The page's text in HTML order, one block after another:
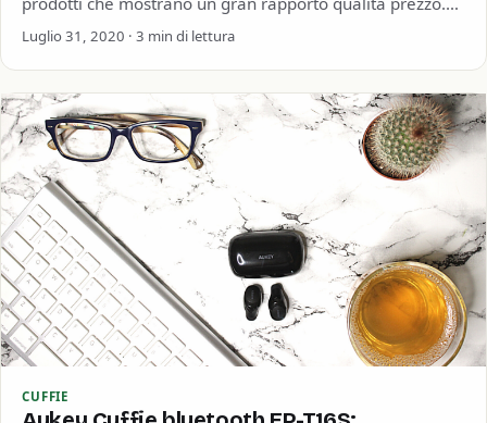
Non ultima la nostra recensione…
Luglio 31, 2020 · 3 min di lettura
CUFFIE